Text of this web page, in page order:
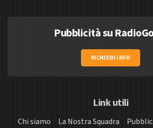
Pubblicità su
RICHIEDI INFO
Link utili
Chi siamo La Nostra Squadra